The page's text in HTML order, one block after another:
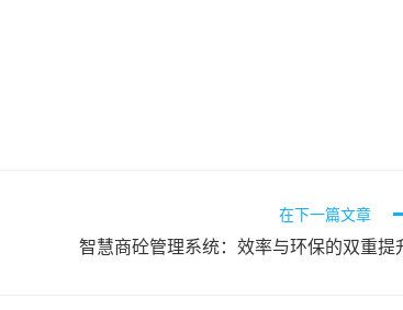
在下一篇文章
智慧商砼管理系统：效率与环保的双重提